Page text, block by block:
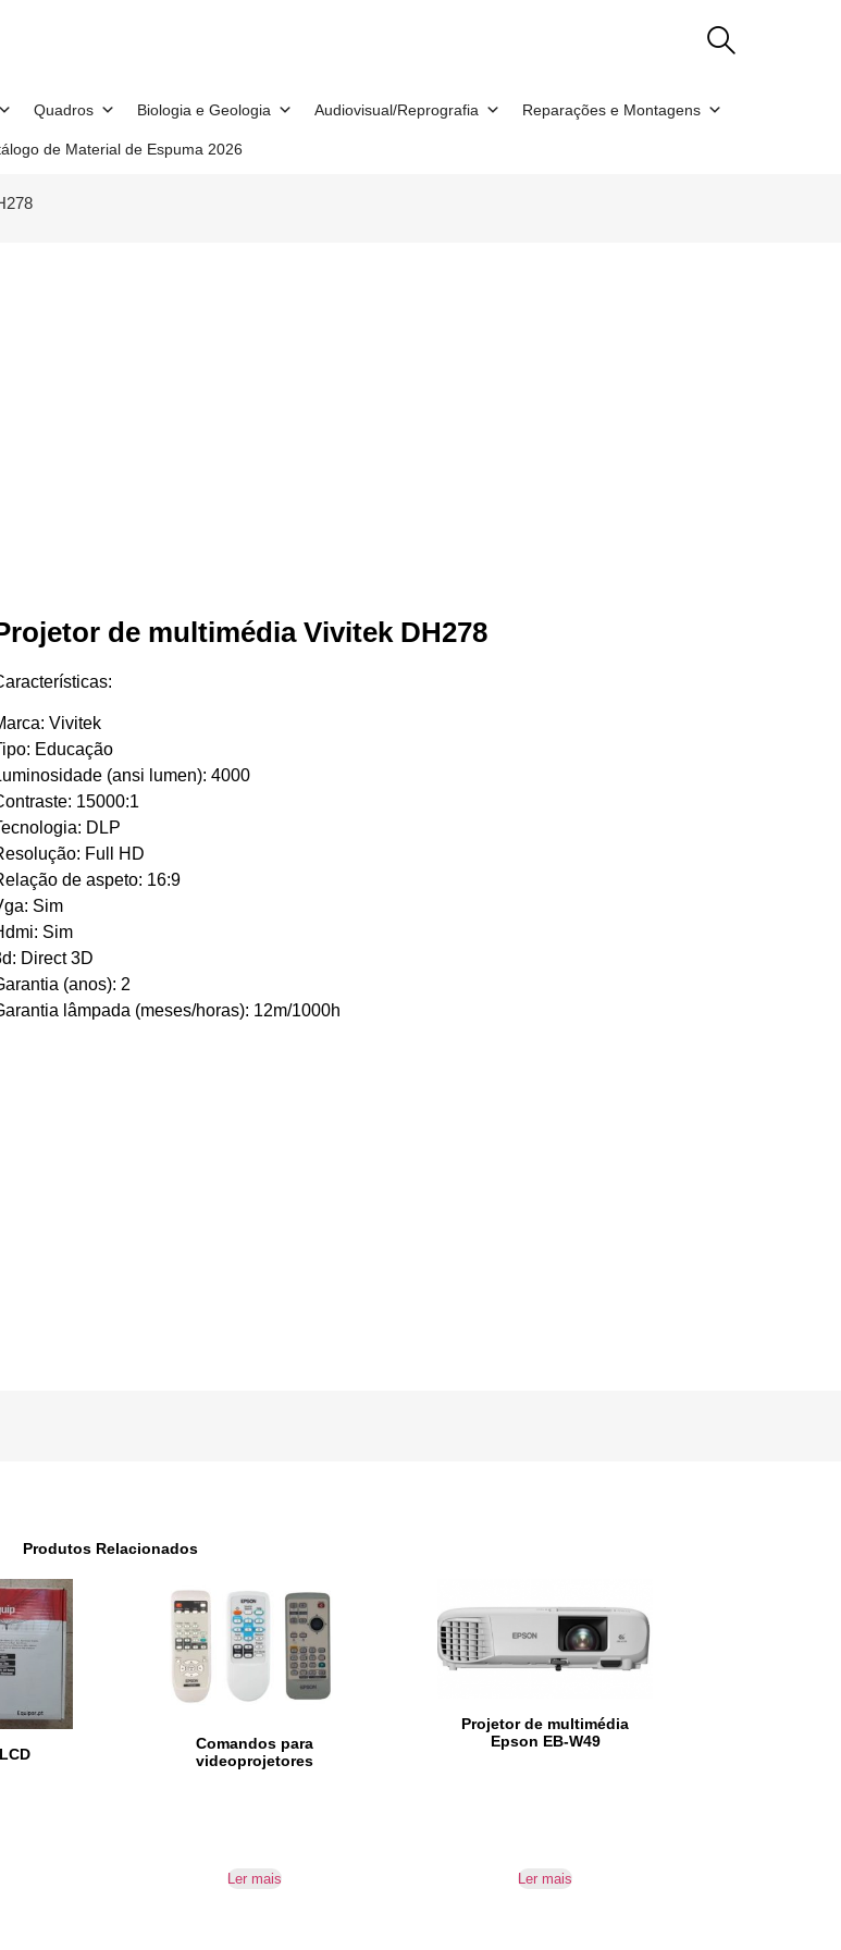
Quadros Biologia e Geologia Audiovisual/Reprografia Reparações e Montagens
de Material de Espuma 2026
de multimédia Vivitek DH278
Vivitek
Educação
(ansi lumen): 4000
15000:1
DLP
Full HD
de aspeto: 16:9
Sim
Sim
Direct 3D
(anos): 2
lâmpada (meses/horas): 12m/1000h
Produtos Relacionados
Comandos para
videoprojetores
Ler mais
Projetor de multimédia
Epson EB-W49
Ler mais